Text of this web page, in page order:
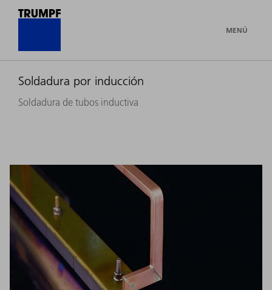
MENÚ
Soldadura por inducción
Soldadura de tubos inductiva